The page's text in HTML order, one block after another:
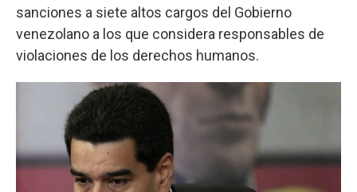
sanciones a siete altos cargos del Gobierno
venezolano a los que considera responsables de
violaciones de los derechos humanos.